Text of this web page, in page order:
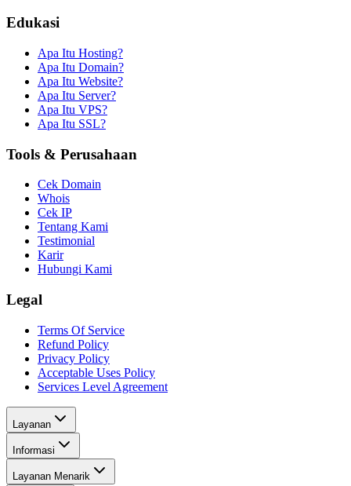
Edukasi
Apa Itu Hosting?
Apa Itu Domain?
Apa Itu Website?
Apa Itu Server?
Apa Itu VPS?
Apa Itu SSL?
Tools & Perusahaan
Cek Domain
Whois
Cek IP
Tentang Kami
Testimonial
Karir
Hubungi Kami
Legal
Terms Of Service
Refund Policy
Privacy Policy
Acceptable Uses Policy
Services Level Agreement
Layanan
Informasi
Layanan Menarik